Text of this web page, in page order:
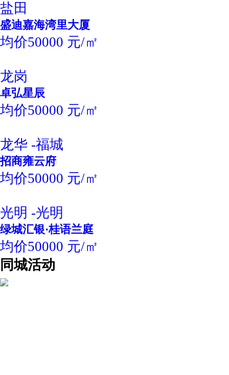
盐田
盛迪嘉海湾里大厦
均价50000 元/㎡
龙岗
卓弘星辰
均价50000 元/㎡
龙华 -福城
招商雍云府
均价50000 元/㎡
光明 -光明
绿城汇银·桂语兰庭
均价50000 元/㎡
同城活动